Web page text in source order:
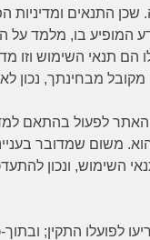
התנאים ומדיניות
המופיע בו, מלמד על
הם תנאי השימוש וזו
מקובל מבחינתך,
לפעול בהתאם
משום שמדובר
השימוש, ונכון
לפועלו התקין;